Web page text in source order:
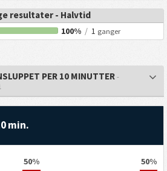
resultater - Halvtid
100% / 1 ganger
PER 10 MINUTTER -
min.
50% 50%